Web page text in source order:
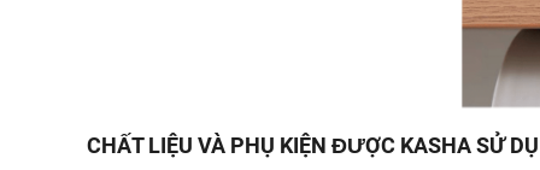
CHẤT LIỆU VÀ PHỤ KIỆN ĐƯỢC KASHA SỬ